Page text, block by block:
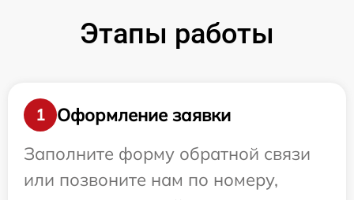
Этапы работы
1
Оформление заявки
Заполните форму обратной связи
или позвоните нам по номеру,